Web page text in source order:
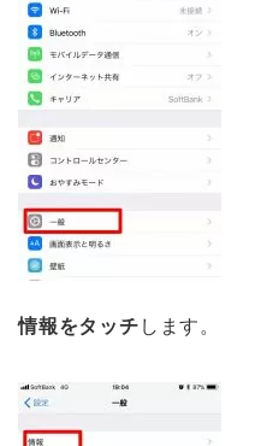
情報をタッチ します。